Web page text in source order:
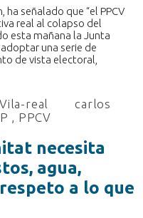
ha señalado que “el PPCV
real al colapso del
esta mañana la Junta
una serie de
de vista electoral,
real
carlos
, PPCV
necesita
agua,
a lo que